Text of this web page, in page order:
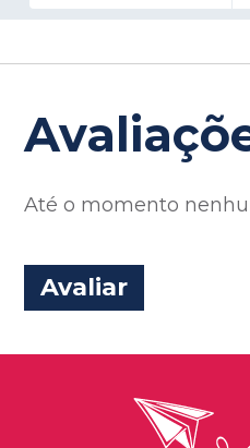
Até o momento
Avaliar